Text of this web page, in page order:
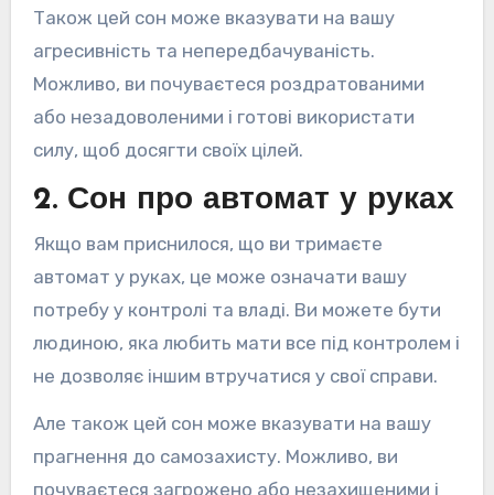
Також цей сон може вказувати на вашу
агресивність та непередбачуваність.
Можливо, ви почуваєтеся роздратованими
або незадоволеними і готові використати
силу, щоб досягти своїх цілей.
2. Сон про автомат у руках
Якщо вам приснилося, що ви тримаєте
автомат у руках, це може означати вашу
потребу у контролі та владі. Ви можете бути
людиною, яка любить мати все під контролем і
не дозволяє іншим втручатися у свої справи.
Але також цей сон може вказувати на вашу
прагнення до самозахисту. Можливо, ви
почуваєтеся загрожено або незахищеними і